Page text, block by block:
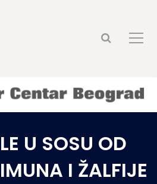
U SOSU OD
I ŽALFIJE